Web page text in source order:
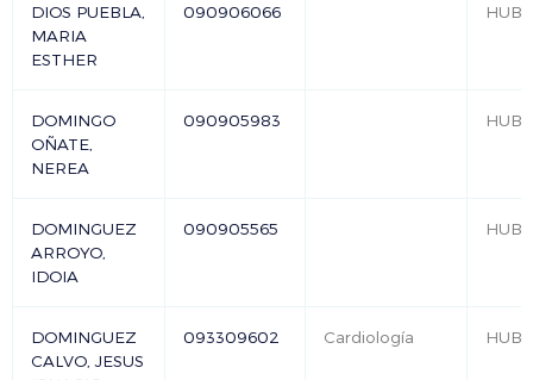
DIOS PUEBLA,
MARIA
ESTHER
090906066 HUBU
DOMINGO
OÑATE,
NEREA
090905983 HUBU
DOMINGUEZ
ARROYO,
IDOIA
090905565 HUBU
DOMINGUEZ
CALVO, JESUS
093309602 Cardiología HUBU